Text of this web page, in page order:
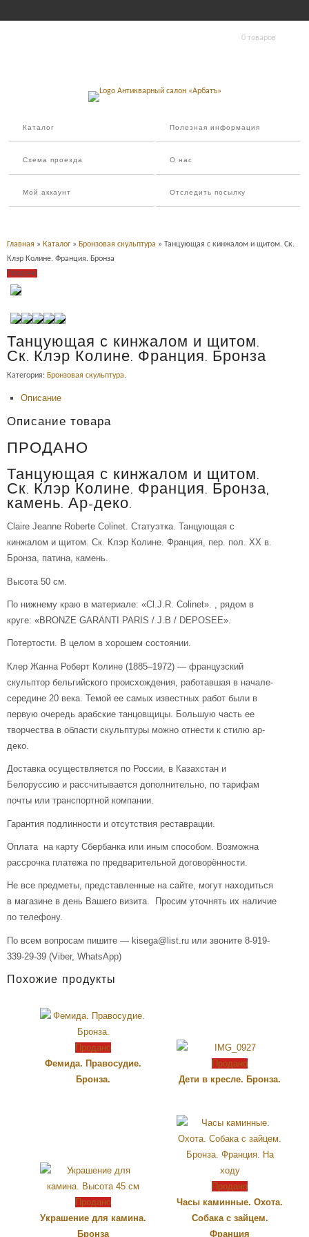
0 товаров
Каталог Полезная информация
Схема проезда О нас
Мой аккаунт Отследить посылку
Главная » Каталог » Бронзовая скульптура » Танцующая с кинжалом и щитом. Ск.
Клэр Колине. Франция. Бронза
Продано
Танцующая с кинжалом и щитом.
Ск. Клэр Колине. Франция. Бронза
Категория: Бронзовая скульптура.
Описание
Описание товара
ПРОДАНО
Танцующая с кинжалом и щитом.
Ск. Клэр Колине. Франция. Бронза,
камень. Ар-деко.
Claire Jeanne Roberte Colinet. Статуэтка. Танцующая с
кинжалом и щитом. Ск. Клэр Колине. Франция, пер. пол. ХХ в.
Бронза, патина, камень.
Высота 50 см.
По нижнему краю в материале: «Cl.J.R. Colinet». , рядом в
круге: «BRONZE GARANTI PARIS / J.B / DEPOSEE».
Потертости. В целом в хорошем состоянии.
Клер Жанна Роберт Колине (1885–1972) — французский
скульптор бельгийского происхождения, работавшая в начале-
середине 20 века. Темой ее самых известных работ были в
первую очередь арабские танцовщицы. Большую часть ее
творчества в области скульптуры можно отнести к стилю ар-
деко.
Доставка осуществляется по России, в Казахстан и
Белоруссию и рассчитывается дополнительно, по тарифам
почты или транспортной компании.
Гарантия подлинности и отсутствия реставрации.
Оплата на карту Сбербанка или иным способом. Возможна
рассрочка платежа по предварительной договорённости.
Не все предметы, представленные на сайте, могут находиться
в магазине в день Вашего визита. Просим уточнять их наличие
по телефону.
По всем вопросам пишите — kisega@list.ru или звоните 8-919-
339-29-39 (Viber, WhatsApp)
Похожие продукты
Продано
Фемида. Правосудие.
Бронза.
Продано
Дети в кресле. Бронза.
Продано
Украшение для камина.
Бронза
Продано
Часы каминные. Охота.
Собака с зайцем.
Франция